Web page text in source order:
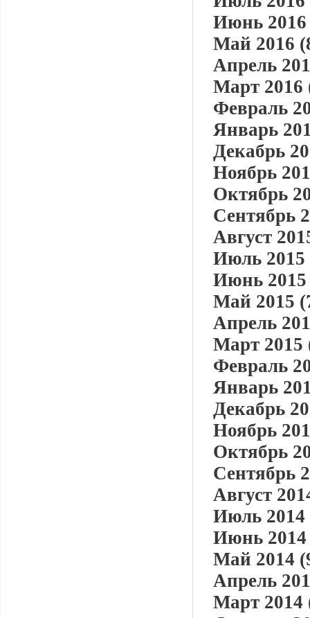
Июнь 2016
Май 2016
Апрель
Март 2016
Февраль
Январь
Декабрь
Ноябрь
Октябрь
Сентябрь
Август
Июль 2015
Июнь 2015
Май 2015
Апрель
Март 2015
Февраль
Январь
Декабрь
Ноябрь
Октябрь
Сентябрь
Август
Июль 2014
Июнь 2014
Май 2014
Апрель
Март 2014